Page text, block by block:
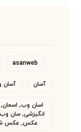
asanweb
آسان آسان
عکس٬ عکس شب asanweb٬ فوتوشاپ٬ نکات بازاریابی